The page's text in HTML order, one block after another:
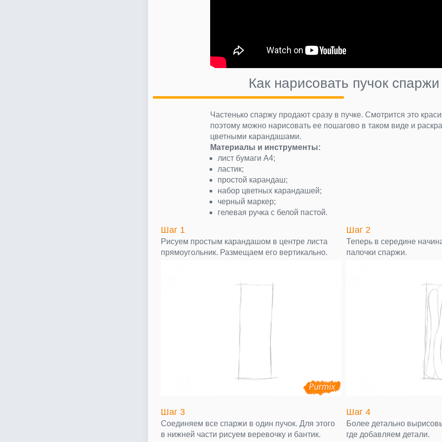
Как нарисовать пучок спаржи
Частенько спаржу продают сразу в пучке. Смотрится это
поэтому можно нарисовать ее пошагово в таком виде и
цветными карандашами.
Материалы и инструменты:
лист бумаги А4;
ластик;
простой карандаш;
набор цветных карандашей;
черный маркер;
гелевая ручка с белой пастой.
Шаг 1
Рисуем простым карандашом в центре листа
прямоугольник. Размещаем его вертикально.
Шаг 2
Теперь в середине
палочки спаржи.
Шаг 3
Соединяем все спаржи в один пучок. Для этого
в нижней части рисуем веревочку и бантик.
Шаг 4
Более детально
где добавляем детали.